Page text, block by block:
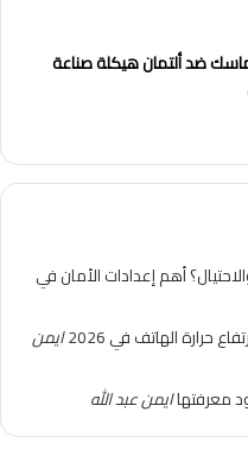
ضد ألتمان هيكلة صناعة
أهم إعدادات الأمان في
حرارة الهاتف في 2026
ايمن
ايمن عبد الله